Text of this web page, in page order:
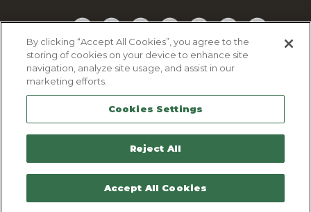
Facebook
TwitterYouTubePinterestInstagramLinkedInTikTok
Politique d'utilisation des cookies
Politique de confidentialité
Mentions légales
Plan du site
Contactez-nous
By clicking “Accept All Cookies”, you agree to the
storing of cookies on your device to enhance site
navigation, analyze site usage, and assist in our
marketing efforts.
Cookies Settings
Reject All
Accept All Cookies